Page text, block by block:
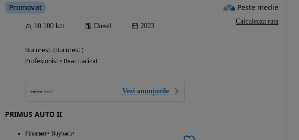
Promovat
10 100 km Diesel 2023
Bucuresti (Bucuresti)
Profesionist • Reactualizat
Vezi anunțurile
PRIMUS AUTO II
Finantare Buyback
Peste medie
Calculeaza rata